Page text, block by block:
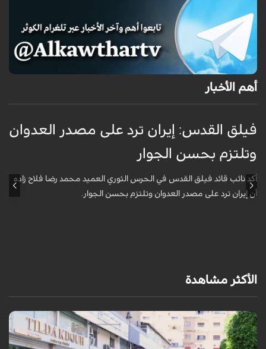
أهم الأخبار
فيلق القدس: إيران ترد على مصدر العدوان
وتلتزم بحسن الجوار
أكد نائب قائد فيلق القدس في الحرس الثوري العميد محمد رضا فلاح زاده
أن إيران ترد على مصدر العدوان وتلتزم بحسن الجوار.
الأكثر مشاهدة